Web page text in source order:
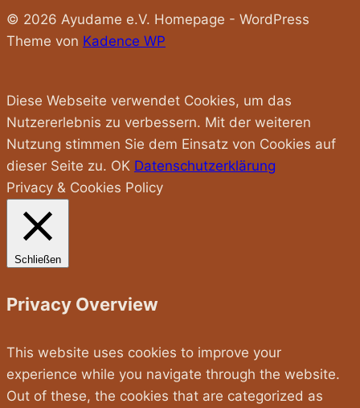
© 2026 Ayudame e.V. Homepage - WordPress
Theme von Kadence WP
Diese Webseite verwendet Cookies, um das
Nutzererlebnis zu verbessern. Mit der weiteren
Nutzung stimmen Sie dem Einsatz von Cookies auf
dieser Seite zu. OK Datenschutzerklärung
Privacy & Cookies Policy
Schließen
Privacy Overview
This website uses cookies to improve your
experience while you navigate through the website.
Out of these, the cookies that are categorized as